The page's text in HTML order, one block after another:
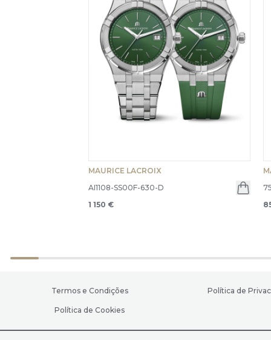
MAURICE LACROIX
AI1108-SS00F-630-D
1 150 €
Termos e Condições Política de
Política de Cookies